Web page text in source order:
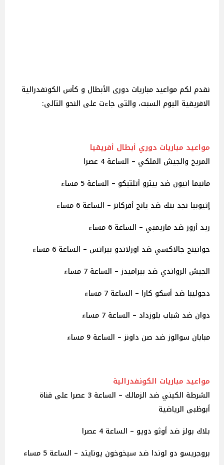
نقدم لكم مواعيد مباريات دورى الأبطال و كأس الكونفدرالية
الافريقية اليوم السبت، والتى جاءت على النحو التالى:
مواعيد مباريات دوري أبطال أفريقيا
المريخ والجيش الملكي – الساعة 4 عصرا
مانيما انيون ضد بيترو أتلتيكو – الساعة 5 مساء
إثيوبيا نجد بنك ضد يانج أفركانز – الساعة 6 مساء
ريد أروز ضد مازيمبي – الساعة 6 مساء
جوانينج جالاكسي ضد اورلاندو بيراتس – الساعة 6 مساء
الجيش الرواندي ضد بيراميدز – الساعة 7 مساء
دجوليبا ضد أسكو كارا – الساعة 7 مساء
دوان ضد شباب بلوزداد – الساعة 7 مساء
مبابان سوالوز ضد صن داونز – الساعة 9 مساء
مواعيد مباريات الكونفدرالية
الشرطة الكيني ضد الزمالك – الساعة 3 عصرا على قناة
أبوظبى الرياضية
بلاك بولز ضد أوثو دويو – الساعة 4 عصرا
بروجريسو دو لوندا ضد سيخوخون يونايتد – الساعة 5 مساء